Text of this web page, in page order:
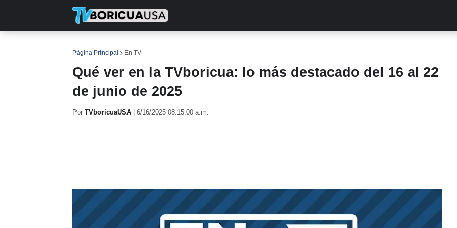
Página Principal En TV
Qué ver en la TVboricua: lo más destacado del 16 al 22
de junio de 2025
Por TVboricuaUSA 6/16/2025 08:15:00 a.m.